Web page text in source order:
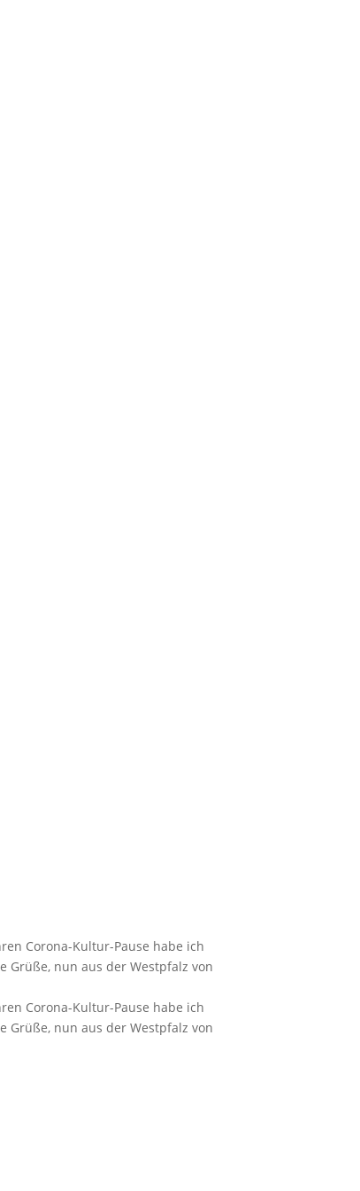
Corona-Kultur-Pause habe ich
Grüße, nun aus der Westpfalz von
Corona-Kultur-Pause habe ich
Grüße, nun aus der Westpfalz von